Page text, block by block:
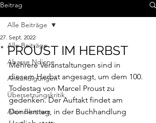
Beitrag
Alle Beiträge
Abasse Ndione
Ankündigungen
Übersetzungskritik
Alain Blottiere
Alle Beiträge
* PROUST IM HERBST
27. Sept. 2022
Mehrere Veranstaltungen sind in
diesem Herbst angesagt, um dem 100.
Todestag von Marcel Proust zu
gedenken. Der Auftakt findet am
Donnerstag, in der Buchhandlung